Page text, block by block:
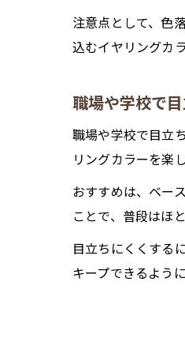
注意点として、色
込むイヤリングカ
職場や学校で
職場や学校で目立
リングカラーを楽
おすすめは、ベー
ことで、普段はほ
目立ちにくくする
キープできるよう